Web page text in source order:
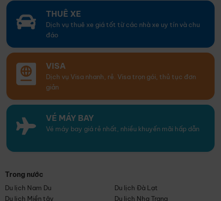
THUÊ XE
Dịch vụ thuê xe giá tốt từ các nhà xe uy tín và chu
đáo
VISA
Dịch vụ Visa nhanh, rẻ. Visa trọn gói, thủ tục đơn
giản
VÉ MÁY BAY
Vé máy bay giá rẻ nhất, nhiều khuyến mãi hấp dẫn
Trong nước
Du lịch Nam Du
Du lịch Đà Lạt
Du lịch Miền tây
Du lịch Nha Trang